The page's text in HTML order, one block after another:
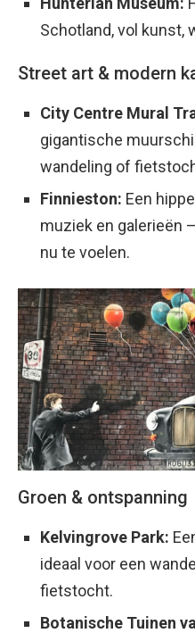
Schotland, vol kunst,
Street art & modern
City Centre Mural
gigantische
wandeling of
Finnieston: Een
muziek en galerieën
nu te voelen.
Groen & ontspanning
Kelvingrove Park:
ideaal voor een
fietstocht.
Botanische Tuinen